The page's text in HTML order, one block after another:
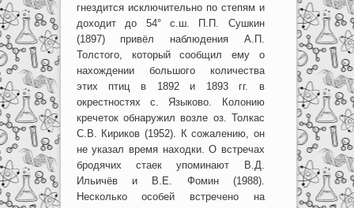
гнездится исключительно по степям и
доходит до 54° с.ш. П.П. Сушкин
(1897) привёл наблюдения А.П.
Толстого, который сообщил ему о
нахождении большого количества
этих птиц в 1892 и 1893 гг. в
окрестностях с. Языково. Колонию
кречеток обнаружил возле оз. Толкас
С.В. Кириков (1952). К сожалению, он
не указал время находки. О встречах
бродячих стаек упоминают В.Д.
Ильичёв и В.Е. Фомин (1988).
Несколько особей встречено на